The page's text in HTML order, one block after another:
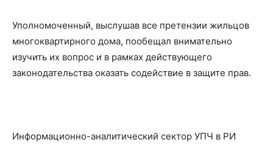
Уполномоченный, выслушав все претензии жильцов
многоквартирного дома, пообещал внимательно
изучить их вопрос и в рамках действующего
законодательства оказать содействие в защите прав.
Информационно-аналитический сектор УПЧ в РИ